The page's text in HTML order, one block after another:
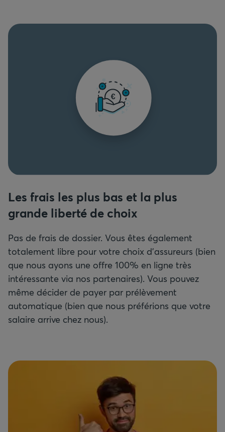
Les frais les plus bas et la plus
grande liberté de choix
Pas de frais de dossier. Vous êtes également
totalement libre pour votre choix d'assureurs (bien
que nous ayons une offre 100% en ligne très
intéressante via nos partenaires). Vous pouvez
même décider de payer par prélèvement
automatique (bien que nous préférions que votre
salaire arrive chez nous).